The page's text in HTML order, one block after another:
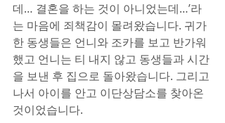
데… 결혼을 하는 것이 아니었는데…’라
는 마음에 죄책감이 몰려왔습니다. 귀가
한 동생들은 언니와 조카를 보고 반가워
했고 언니는 티 내지 않고 동생들과 시간
을 보낸 후 집으로 돌아왔습니다. 그리고
나서 아이를 안고 이단상담소를 찾아온
것이었습니다.